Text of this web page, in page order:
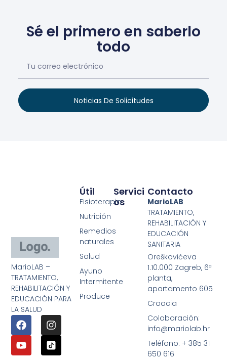
Sé el primero en saberlo
todo
Noticias De Solicitudes
MarioLAB –
TRATAMIENTO,
REHABILITACIÓN Y
EDUCACIÓN PARA
LA SALUD
Servici
Os
Útil
Fisioterapia
Nutrición
Remedios
naturales
Salud
Ayuno
Intermitente
Produce
Contacto
MarioLAB
TRATAMIENTO,
REHABILITACIÓN Y
EDUCACIÓN
SANITARIA
Oreškovićeva
1.10.000 Zagreb, 6ª
planta,
apartamento 605
Croacia
Colaboración:
info@mariolab.hr
Teléfono: + 385 31
650 616